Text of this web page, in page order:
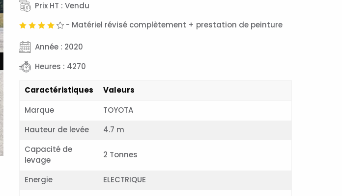
Prix HT : Vendu
- Matériel révisé complètement + prestation de peinture
Année : 2020
Heures : 4270
Caractéristiques
Valeurs
Marque
TOYOTA
Hauteur de levée
4.7 m
Capacité de
levage
2 Tonnes
Energie
ELECTRIQUE